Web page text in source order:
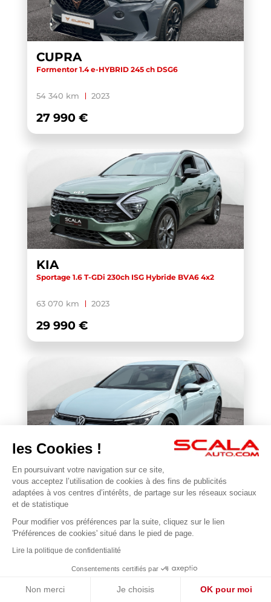
CUPRA
Formentor 1.4 e-HYBRID 245 ch DSG6
54 340 km 2023
27 990 €
KIA
Sportage 1.6 T-GDi 230ch ISG Hybride BVA6 4x2
63 070 km 2023
29 990 €
VOLKSWAGEN
Golf 1.5 eTSI EVO2 116 DSG7
22 677 km
31 990 €
les Cookies !
En poursuivant votre navigation sur ce site,
vous acceptez l’utilisation de cookies à des fins de publicités
adaptées à vos centres d’intérêts, de partage sur les réseaux sociaux
et de statistique
Pour modifier vos préférences par la suite, cliquez sur le lien
'Préférences de cookies' situé dans le pied de page.
Lire la politique de confidentialité
Consentements certifiés par
Non merci Je choisis OK pour moi
BONJOUR 😊
Je suis en ligne pour répondre à vos questions !